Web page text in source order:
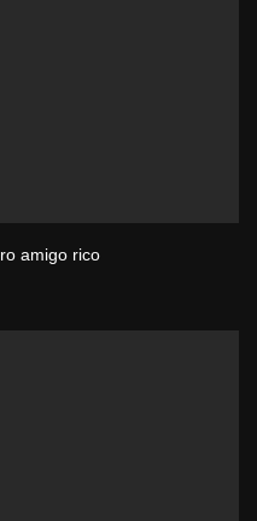
amigo rico